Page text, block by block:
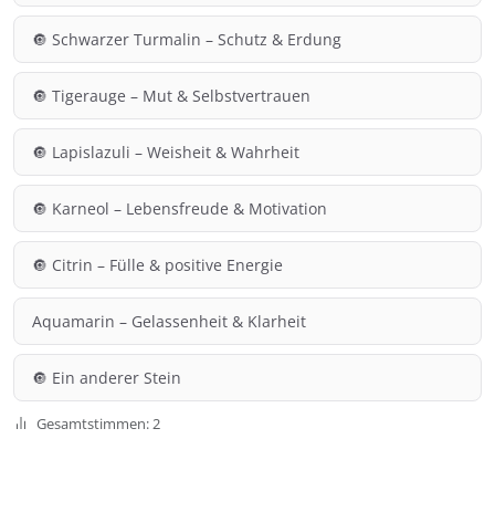
🔘 Schwarzer Turmalin – Schutz & Erdung
🔘 Tigerauge – Mut & Selbstvertrauen
🔘 Lapislazuli – Weisheit & Wahrheit
🔘 Karneol – Lebensfreude & Motivation
🔘 Citrin – Fülle & positive Energie
Aquamarin – Gelassenheit & Klarheit
🔘 Ein anderer Stein
Gesamtstimmen: 2